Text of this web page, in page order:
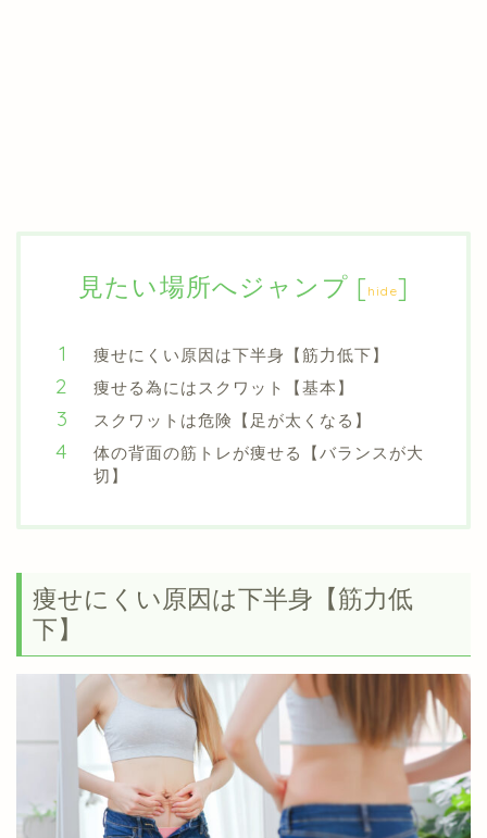
見たい場所へジャンプ [ hide]
痩せにくい原因は下半身【筋力低下】
痩せる為にはスクワット【基本】
スクワットは危険【足が太くなる】
体の背面の筋トレが痩せる【バランスが大
切】
痩せにくい原因は下半身【筋力低
下】